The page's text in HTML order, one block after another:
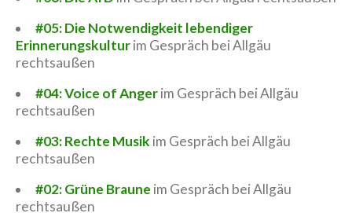
#05: Die Notwendigkeit lebendiger
Erinnerungskulturim Gespräch bei Allgäu
rechtsaußen
#04: Voice of Angerim Gespräch bei Allgäu
rechtsaußen
#03: Rechte Musik im Gespräch bei Allgäu
rechtsaußen
#02: Grüne Braune im Gespräch bei Allgäu
rechtsaußen